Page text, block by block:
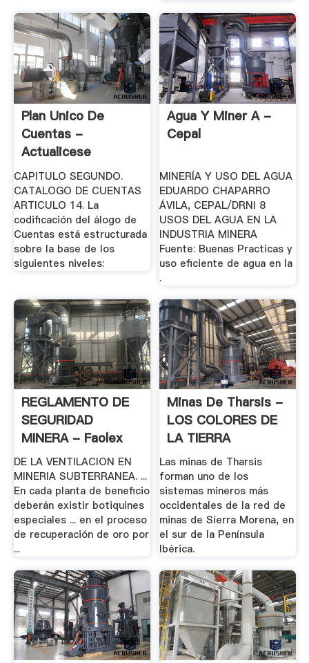
Plan Unico De
Cuentas -
Actualicese
CAPITULO SEGUNDO.
CATALOGO DE CUENTAS
ARTICULO 14. La
codificación del álogo de
Cuentas está estructurada
sobre la base de los
siguientes niveles:
Agua Y Miner A -
Cepal
MINERÍA Y USO DEL AGUA
EDUARDO CHAPARRO
ÁVILA, CEPAL/DRNI 8
USOS DEL AGUA EN LA
INDUSTRIA MINERA
Fuente: Buenas Practicas y
uso eficiente de agua en la
.
REGLAMENTO DE
SEGURIDAD
MINERA - Faolex
DE LA VENTILACION EN
MINERIA SUBTERRANEA. ...
En cada planta de beneficio
deberán existir botiquines
especiales ... en el proceso
de recuperación de oro por
...
Minas De Tharsis -
LOS COLORES DE
LA TIERRA
Las minas de Tharsis
forman uno de los
sistemas mineros más
occidentales de la red de
minas de Sierra Morena, en
el sur de la Península
Ibérica.